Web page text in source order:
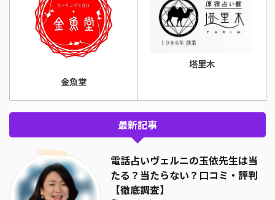
金魚堂
塔里木
最新記事
電話占いヴェルニの玉依先生は当
たる？当たらない？口コミ・評判
【徹底調査】